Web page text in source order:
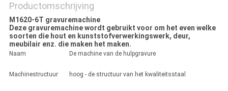
Productomschrijving
M1620-6T gravuremachine
Deze gravuremachine wordt gebruikt voor om het even welke
soorten die hout en kunststofverwerkingswerk, deur,
meubilair enz. die maken het maken.
Naam De machine van de hulpgravure
Machinestructuur hoog - de structuur van het kwaliteitsstaal